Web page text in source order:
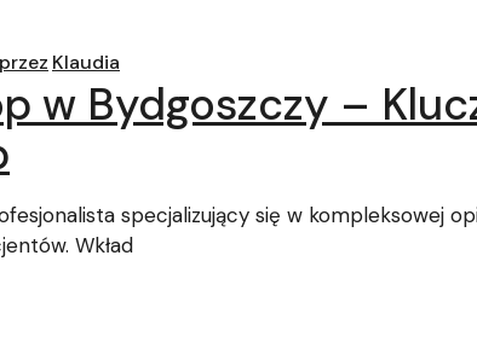
przez Klaudia
w Bydgoszczy –
specjalizujący się w kompleksowej
Wkład